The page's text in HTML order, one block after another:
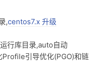
,centos7.x 升级
行库目录,auto自动
Profile引导优化(PGO)和链